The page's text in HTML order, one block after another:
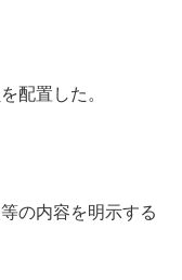
配置した。
の内容を明示する